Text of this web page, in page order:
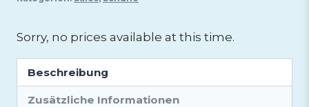
Sorry, no prices available at this time.
Beschreibung
Zusätzliche Informationen